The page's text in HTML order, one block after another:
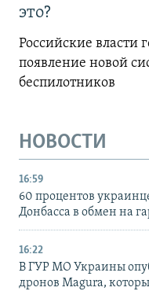
это?
Российские власти
появление новой
беспилотников
НОВОСТИ
16:59
60 процентов
Донбасса в обмен на
16:22
В ГУР МО Украины
дронов Magura,